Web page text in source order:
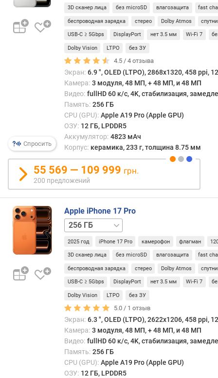
и
с
или
в
о
г
и
д
ш
е
в
п
о
о
Спросить
3D сканер лица без microSD влагозащита fast
беспроводная зарядка стерео Dolby Atmos
USB-C ≥ 5Gbps DisplayPort нет 3.5 мм Wi-Fi 7
Dolby Vision LTPO без ЗУ
4.5 /4 отзыва
Экран: 6.9 ", OLED (LTPO), 2868x1320, 458 ppi,
Камера: 3 модуля, 48 МП, + 48 МП, и 48 МП
Видео: fullHD 60 к/с, 4K, стабилизация,
Память: 256 ГБ
CPU (GPU): Apple A19 Pro (Apple GPU)
ОЗУ: 12 ГБ, LPDDR5
Аккумулятор: 4823 мАч
Корпус: керамика, 233 г, толщина 8.75 мм
55 569 — 109 999 грн.
200 предложений
Apple iPhone 17 Pro
512 ГБ1 ТБ
2025 год iPhone 17 Pro камерофон флагман
3D сканер лица без microSD влагозащита fast
беспроводная зарядка стерео Dolby Atmos
USB-C ≥ 5Gbps DisplayPort нет 3.5 мм Wi-Fi 7
Dolby Vision LTPO без ЗУ
5.0 / 1 отзыв
Экран: 6.3 ", OLED (LTPO), 2622x1206, 458 ppi,
Камера: 3 модуля, 48 МП, + 48 МП, и 48 МП
Видео: fullHD 60 к/с, 4K, стабилизация,
Память: 256 ГБ
CPU (GPU): Apple A19 Pro (Apple GPU)
ОЗУ: 12 ГБ, LPDDR5